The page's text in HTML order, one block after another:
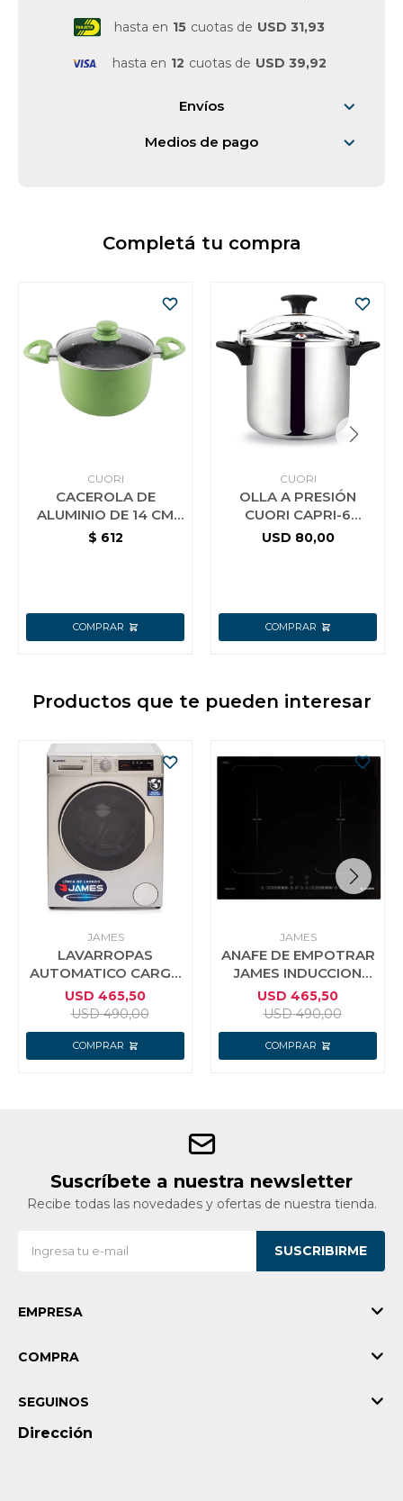
hasta en 15 cuotas de USD 31,93
hasta en 12 cuotas de USD 39,92
Envíos
Medios de pago
Completá tu compra
CUORI
CACEROLA DE
ALUMINIO DE 14 CM
CON INTERIOR
$ 612
CUORI
OLLA A PRESIÓN
CUORI CAPRI-6
ACERO INOX
USD 80,00
Productos que te pueden interesar
JAMES
LAVARROPAS
AUTOMATICO CARGA
FRONTAL JAMES LR
1008 INV S 6 KG
USD 465,50
USD 490,00
JAMES
ANAFE DE EMPOTRAR
JAMES INDUCCION
MAGNETICA 4P G3
FLEX
USD 465,50
USD 490,00
Suscríbete a nuestra newsletter
Recibe todas las novedades y ofertas de nuestra tienda.
SUSCRIBIRME
EMPRESA
COMPRA
Dirección
SEGUINOS